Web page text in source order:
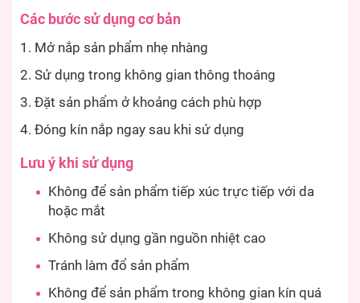
Các bước sử dụng cơ bản
Mở nắp sản phẩm nhẹ nhàng
Sử dụng trong không gian thông thoáng
Đặt sản phẩm ở khoảng cách phù hợp
Đóng kín nắp ngay sau khi sử dụng
Lưu ý khi sử dụng
Không để sản phẩm tiếp xúc trực tiếp với da
hoặc mắt
Không sử dụng gần nguồn nhiệt cao
Tránh làm đổ sản phẩm
Không để sản phẩm trong không gian kín quá